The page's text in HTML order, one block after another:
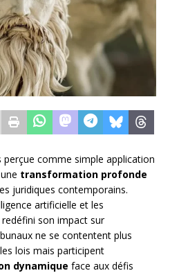
comme simple application
transformation profonde
juridiques contemporains.
artificielle et les
son impact sur
ne se contentent plus
lois mais participent
dynamique face aux défis